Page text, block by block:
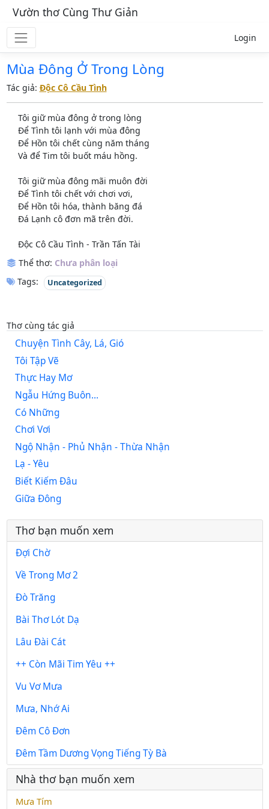
Vườn thơ Cùng Thư Giản
Login
Mùa Đông Ở Trong Lòng
Tác giả: Độc Cô Cầu Tình
Tôi giữ mùa đông ở trong lòng
Để Tình tôi lạnh với mùa đông
Để Hồn tôi chết cùng năm tháng
Và để Tim tôi buốt máu hồng.
Tôi giữ mùa đông mãi muôn đời
Để Tình tôi chết với chơi vơi,
Để Hồn tôi hóa, thành băng đá
Đá Lạnh cô đơn mã trên đời.
Độc Cô Cầu Tình - Trần Tấn Tài
Thể thơ: Chưa phân loại
Tags:
Uncategorized
Thơ cùng tác giả
Chuyện Tình Cây, Lá, Gió
Tôi Tập Vẽ
Thực Hay Mơ
Ngẫu Hứng Buôn...
Có Những
Chơi Vơi
Ngộ Nhận - Phủ Nhận - Thừa Nhận
Lạ - Yêu
Biết Kiếm Đâu
Giữa Đông
Thơ bạn muốn xem
Đợi Chờ
Về Trong Mơ 2
Đò Trăng
Bài Thơ Lót Dạ
Lâu Đài Cát
++ Còn Mãi Tim Yêu ++
Vu Vơ Mưa
Mưa, Nhớ Ai
Đêm Cô Đơn
Đêm Tầm Dương Vọng Tiếng Tỳ Bà
Nhà thơ bạn muốn xem
Mưa Tím